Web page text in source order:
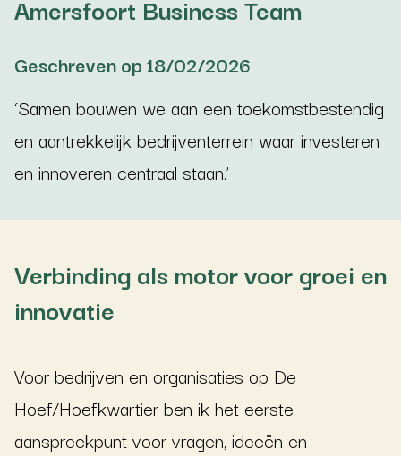
Amersfoort Business Team
Geschreven op 18/02/2026
‘Samen bouwen we aan een toekomstbestendig
en aantrekkelijk bedrijventerrein waar investeren
en innoveren centraal staan.’
Verbinding als motor voor groei en
innovatie
Voor bedrijven en organisaties op De
Hoef/Hoefkwartier ben ik het eerste
aanspreekpunt voor vragen, ideeën en